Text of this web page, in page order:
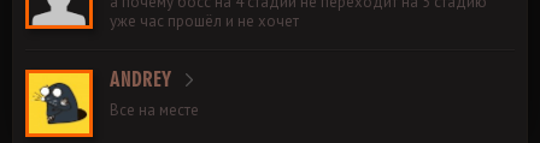
уже час прошёл и не хочет
ANDREY
Все на месте